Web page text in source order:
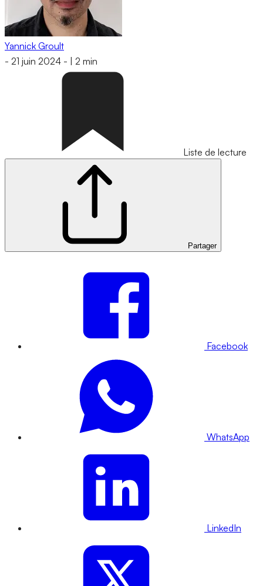
Yannick Groult
- 21 juin 2024 - 2 min
Liste de lecture
Partager
Facebook
WhatsApp
LinkedIn